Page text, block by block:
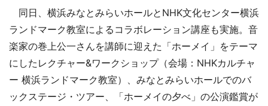
同日、横浜みなとみらいホールとNHK文化センター横浜
ランドマーク教室によるコラボレーション講座も実施。音
楽家の巻上公一さんを講師に迎えた「ホーメイ」をテーマ
にしたレクチャー&ワークショップ（会場：NHKカルチャ
ー 横浜ランドマーク教室）、みなとみらいホールでのバ
ックステージ・ツアー、「ホーメイの夕べ」の公演鑑賞が